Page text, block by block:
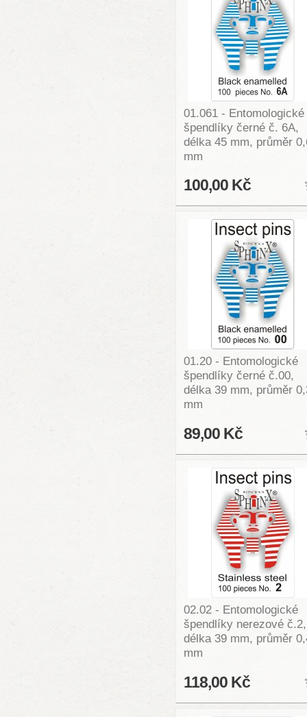
01.061 - Entomologické
špendlíky černé č. 6A,
délka 45 mm, průměr
mm
100,00 Kč
01.20 - Entomologické
špendlíky černé č.00,
délka 39 mm, průměr
mm
89,00 Kč
02.02 - Entomologické
špendlíky nerezové č.2,
délka 39 mm, průměr
mm
118,00 Kč